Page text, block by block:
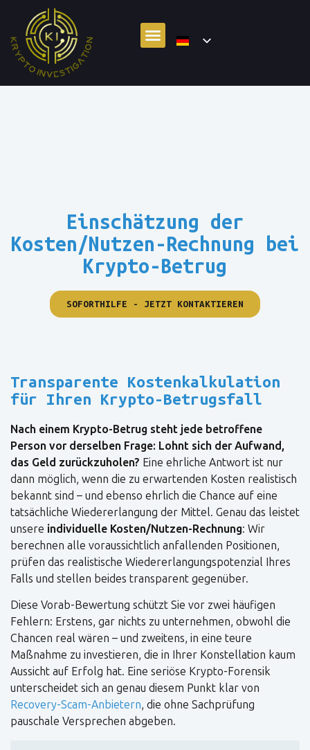
Einschätzung der
Kosten/Nutzen-Rechnung bei
Krypto-Betrug
SOFORTHILFE - JETZT KONTAKTIEREN
Transparente Kostenkalkulation
für Ihren Krypto-Betrugsfall
Nach einem Krypto-Betrug steht jede betroffene
Person vor derselben Frage: Lohnt sich der Aufwand,
das Geld zurückzuholen? Eine ehrliche Antwort ist nur
dann möglich, wenn die zu erwartenden Kosten realistisch
bekannt sind – und ebenso ehrlich die Chance auf eine
tatsächliche Wiedererlangung der Mittel. Genau das leistet
unsere individuelle Kosten/Nutzen-Rechnung: Wir
berechnen alle voraussichtlich anfallenden Positionen,
prüfen das realistische Wiedererlangungspotenzial Ihres
Falls und stellen beides transparent gegenüber.
Diese Vorab-Bewertung schützt Sie vor zwei häufigen
Fehlern: Erstens, gar nichts zu unternehmen, obwohl die
Chancen real wären – und zweitens, in eine teure
Maßnahme zu investieren, die in Ihrer Konstellation kaum
Aussicht auf Erfolg hat. Eine seriöse Krypto-Forensik
unterscheidet sich an genau diesem Punkt klar von
Recovery-Scam-Anbietern, die ohne Sachprüfung
pauschale Versprechen abgeben.